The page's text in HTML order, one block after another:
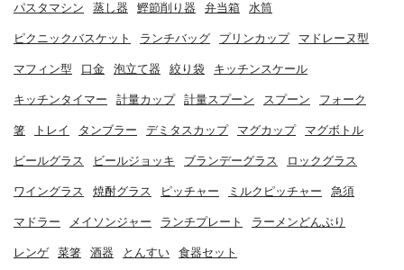
パスタマシン 蒸し器 鰹節削り器 弁当箱 水筒
ピクニックバスケット ランチバッグ プリンカップ マドレーヌ型
マフィン型 口金 泡立て器 絞り袋 キッチンスケール
キッチンタイマー 計量カップ 計量スプーン スプーン フォーク
箸 トレイ タンブラー デミタスカップ マグカップ マグボトル
ビールグラス ビールジョッキ ブランデーグラス ロックグラス
ワイングラス 焼酎グラス ピッチャー ミルクピッチャー 急須
マドラー メイソンジャー ランチプレート ラーメンどんぶり
レンゲ 菜箸 酒器 とんすい 食器セット